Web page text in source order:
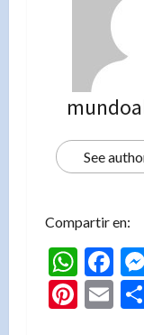
See
Compartir en: